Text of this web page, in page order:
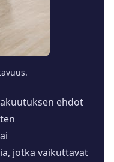
ehdot
jotka vaikuttavat